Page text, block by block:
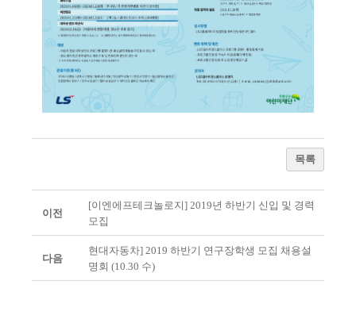
목록
이전
[이엔에프테크놀로지] 2019년 하반기 신입 및 경력
모집
다음
현대자동차] 2019 하반기 연구장학생 모집 채용설
명회 (10.30 수)